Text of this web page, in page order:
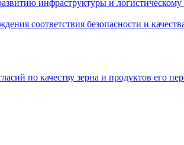
инфраструктуры и логистическому
соответствия безопасности и
по качеству зерна и продуктов его